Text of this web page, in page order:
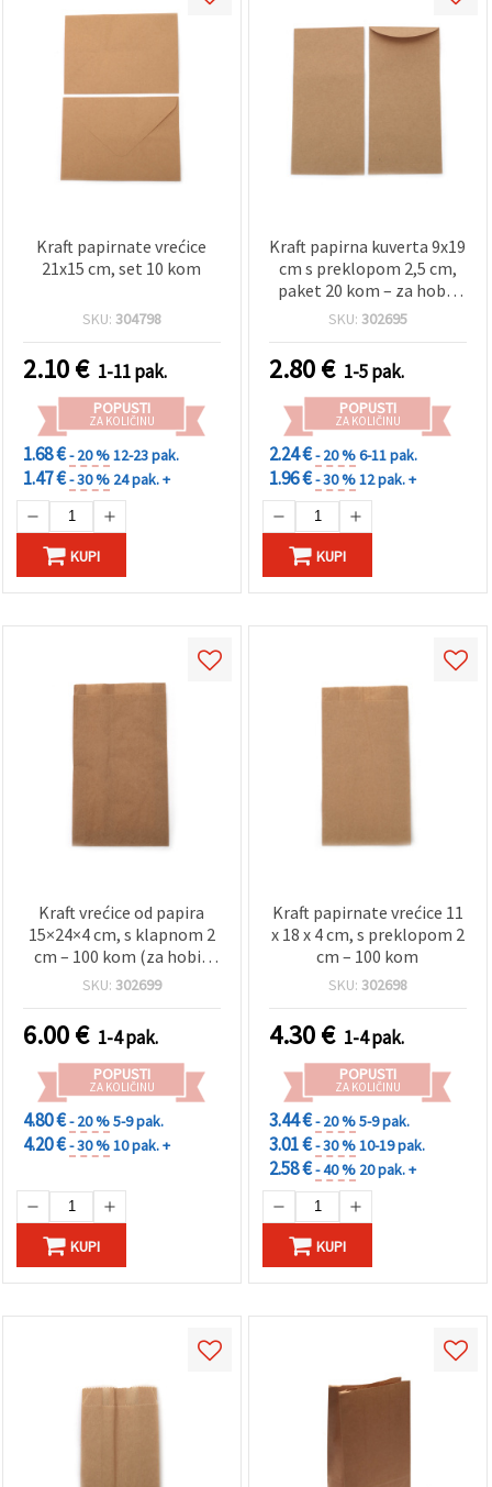
Kraft papirnate vrećice
21x15 cm, set 10 kom
SKU: 304798
2.10€ 1-11 pak.
POPUSTI
ZA KOLIČINU
1.68 €- 20 %12-23 pak.
1.47 €- 30 % 24 pak. +
KUPI
Kraft papirna kuverta 9x19
cm s preklopom 2,5 cm,
paket 20 kom – za hobi i
scrapbooking
SKU: 302695
2.80€ 1-5 pak.
POPUSTI
ZA KOLIČINU
2.24 €- 20 %6-11 pak.
1.96 €- 30 %12 pak. +
KUPI
Kraft vrećice od papira
15×24×4 cm, s klapnom 2
cm – 100 kom (za hobi i
rukotvorine)
SKU: 302699
6.00€ 1-4 pak.
POPUSTI
ZA KOLIČINU
4.80 €- 20 %5-9 pak.
4.20 €- 30 %10 pak. +
KUPI
Kraft papirnate vrećice 11
x 18 x 4 cm, s preklopom 2
cm – 100 kom
SKU: 302698
4.30€ 1-4 pak.
POPUSTI
ZA KOLIČINU
3.44 €- 20 %5-9 pak.
3.01 €- 30 %10-19 pak.
2.58 €- 40 % 20 pak. +
KUPI